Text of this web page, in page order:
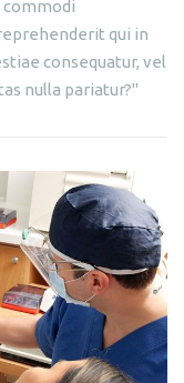
commodi
qui in
consequatur, vel
nulla pariatur?"